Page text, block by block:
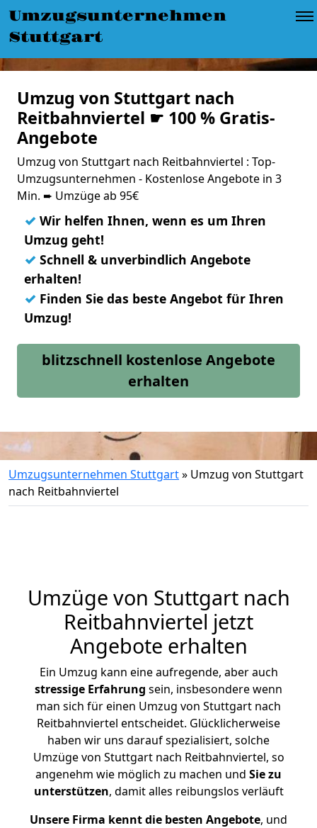
Umzugsunternehmen
Stuttgart
Umzug von Stuttgart nach
Reitbahnviertel ☛ 100 % Gratis-
Angebote
Umzug von Stuttgart nach Reitbahnviertel : Top-
Umzugsunternehmen - Kostenlose Angebote in 3
Min. ➨ Umzüge ab 95€
✓ Wir helfen Ihnen, wenn es um Ihren
Umzug geht!
✓ Schnell & unverbindlich Angebote
erhalten!
✓ Finden Sie das beste Angebot für Ihren
Umzug!
blitzschnell kostenlose Angebote
erhalten
Umzugsunternehmen Stuttgart» Umzug von Stuttgart
nach Reitbahnviertel
Umzüge von Stuttgart nach
Reitbahnviertel jetzt
Angebote erhalten
Ein Umzug kann eine aufregende, aber auch
stressige Erfahrung sein, insbesondere wenn
man sich für einen Umzug von Stuttgart nach
Reitbahnviertel entscheidet. Glücklicherweise
haben wir uns darauf spezialisiert, solche
Umzüge von Stuttgart nach Reitbahnviertel, so
angenehm wie möglich zu machen und Sie zu
unterstützen, damit alles reibungslos verläuft
Unsere Firma kennt die besten Angebote, und